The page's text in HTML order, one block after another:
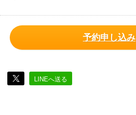
予約申し込み
LINEへ送る